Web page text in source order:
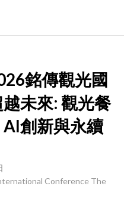
銘傳觀光國
未來: 觀光餐
創新與永續
Conference The